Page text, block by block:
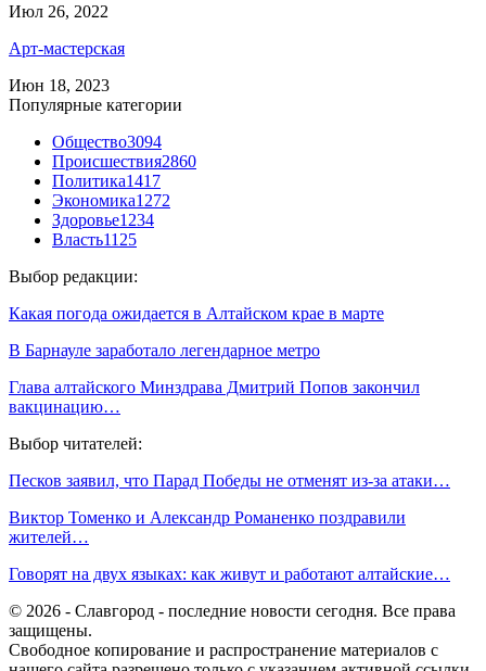
Июл 26, 2022
Арт-мастерская
Июн 18, 2023
Популярные категории
Общество3094
Происшествия2860
Политика1417
Экономика1272
Здоровье1234
Власть1125
Выбор редакции:
Какая погода ожидается в Алтайском крае в марте
В Барнауле заработало легендарное метро
Глава алтайского Минздрава Дмитрий Попов закончил
вакцинацию…
Выбор читателей:
Песков заявил, что Парад Победы не отменят из-за атаки…
Виктор Томенко и Александр Романенко поздравили
жителей…
Говорят на двух языках: как живут и работают алтайские…
© 2026 - Славгород - последние новости сегодня. Все права
защищены.
Свободное копирование и распространение материалов с